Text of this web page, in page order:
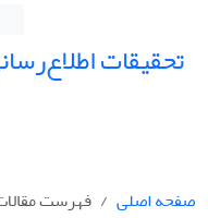
تحقیقات
صفحه اصلی
فهرست